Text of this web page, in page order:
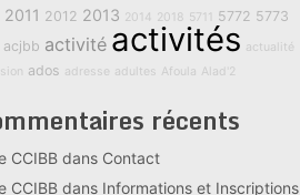
2011 2012 2013 2014 2018 5711 5772 5773
acjbb activité activités actualité
ados adresse adultes Afoula Alad'2
récents
CCIBB dans Contact
CCIBB dans Informations et Inscriptions